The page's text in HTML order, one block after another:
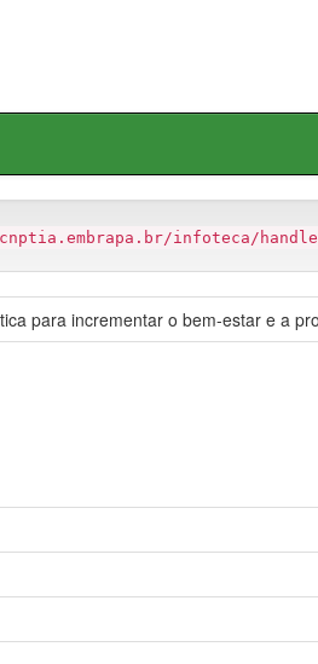
infoteca/
para incrementar o bem-estar e a